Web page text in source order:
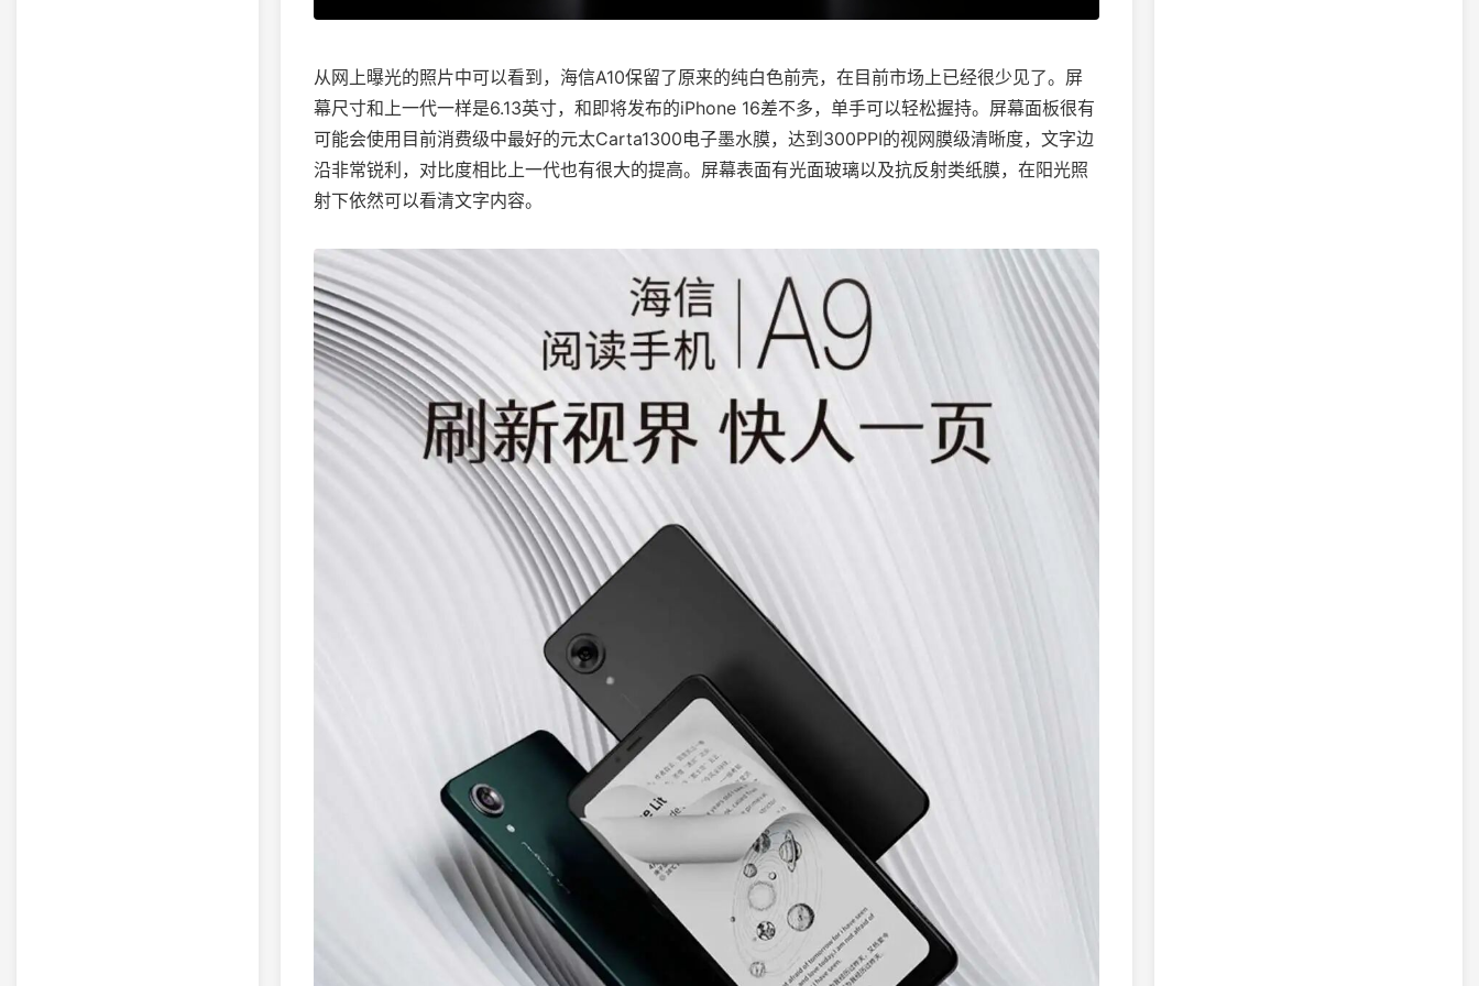
从网上曝光的照片中可以看到，海信A10保留了原来的纯白色前壳，在目前市场上已经很少见了。屏
幕尺寸和上一代一样是6.13英寸，和即将发布的iPhone 16差不多，单手可以轻松握持。屏幕面板很有
可能会使用目前消费级中最好的元太Carta1300电子墨水膜，达到300PPI的视网膜级清晰度，文字边
沿非常锐利，对比度相比上一代也有很大的提高。屏幕表面有光面玻璃以及抗反射类纸膜，在阳光照
射下依然可以看清文字内容。